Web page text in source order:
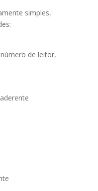
simples,
de leitor,